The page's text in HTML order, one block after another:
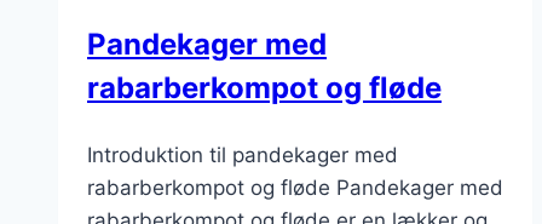
Pandekager med
rabarberkompot og fløde
Introduktion til pandekager med
rabarberkompot og fløde Pandekager med